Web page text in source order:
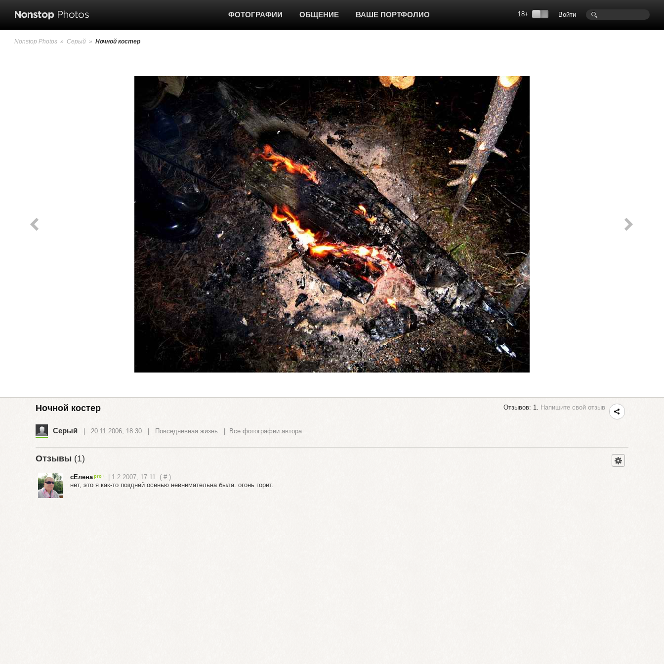
Войти
18+
ФОТОГРАФИИ ОБЩЕНИЕ ВАШЕ ПОРТФОЛИО
Nonstop Photos » Серый » Ночной костер
Отзывов: 1. Напишите свой отзыв
Ночной костер
Серый | 20.11.2006, 18:30 | Повседневная жизнь Все фотографии автора
Отзывы (1)
сЕлена | 1.2.2007, 17:11 ( # )
нет, это я как-то поздней осенью невнимательна была. огонь горит.